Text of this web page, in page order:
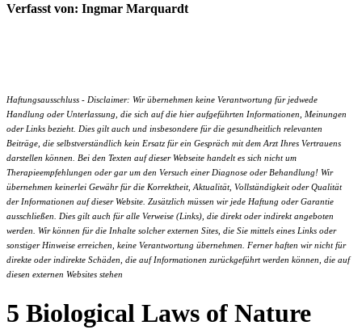
Verfasst von: Ingmar Marquardt
Haftungsausschluss - Disclaimer: Wir übernehmen keine Verantwortung für jedwede
Handlung oder Unterlassung, die sich auf die hier aufgeführten Informationen, Meinungen
oder Links bezieht. Dies gilt auch und insbesondere für die gesundheitlich relevanten
Beiträge, die selbstverständlich kein Ersatz für ein Gespräch mit dem Arzt Ihres Vertrauens
darstellen können. Bei den Texten auf dieser Webseite handelt es sich nicht um
Therapieempfehlungen oder gar um den Versuch einer Diagnose oder Behandlung! Wir
übernehmen keinerlei Gewähr für die Korrektheit, Aktualität, Vollständigkeit oder Qualität
der Informationen auf dieser Website. Zusätzlich müssen wir jede Haftung oder Garantie
ausschließen. Dies gilt auch für alle Verweise (Links), die direkt oder indirekt angeboten
werden. Wir können für die Inhalte solcher externen Sites, die Sie mittels eines Links oder
sonstiger Hinweise erreichen, keine Verantwortung übernehmen. Ferner haften wir nicht für
direkte oder indirekte Schäden, die auf Informationen zurückgeführt werden können, die auf
diesen externen Websites stehen
5 Biological Laws of Nature